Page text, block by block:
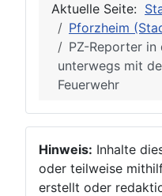
Aktuelle Seite:
Pforzheim
PZ-Reporter in
unterwegs mit
Feuerwehr
Hinweis: Inhalte
oder teilweise
erstellt oder